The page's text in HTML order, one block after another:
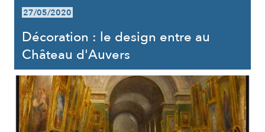
27/05/2020
Décoration : le design entre au
Château d'Auvers